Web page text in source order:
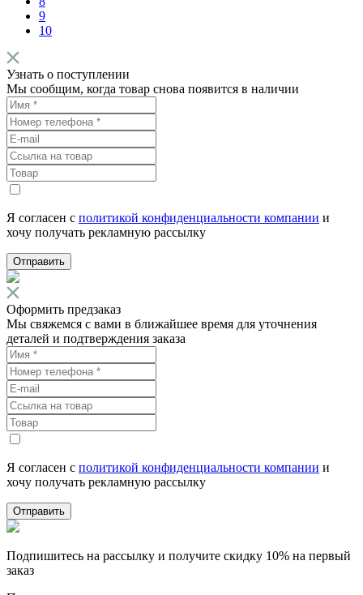
9
10
Узнать о поступлении
Мы сообщим, когда товар снова появится в наличии
Я согласен с политикой конфиденциальности компании и
хочу получать рекламную рассылку
Отправить
Оформить предзаказ
Мы свяжемся с вами в ближайшее время для уточнения
деталей и подтверждения заказа
Я согласен с политикой конфиденциальности компании и
хочу получать рекламную рассылку
Отправить
Подпишитесь на рассылку и получите скидку 10% на первый
заказ